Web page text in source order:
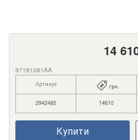
14
97181081AA
Артикул грн.
2942485 14610
Купити